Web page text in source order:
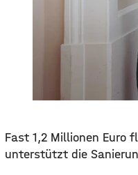
Fast 1,2 Millionen Euro
unterstützt die